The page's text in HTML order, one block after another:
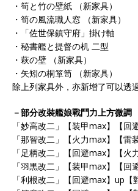
・筍と竹の壁紙 （新家具）
・筍の風流職人窓 （新家具）
・「佐世保鎮守府」掛け軸
・秘書艦と提督の机 二型
・萩の壁 （新家具）
・矢矧の桐箪笥 （新家具）
除上列家具外，亦新增了可以透
－部分改裝艦娘戰鬥力上方微調
「妙高改二」【装甲max】【
「那智改二」【火力max】【
「足柄改二」【回避max】【
「羽黒改二」【装甲max】【
「利根改二」【回避max】up